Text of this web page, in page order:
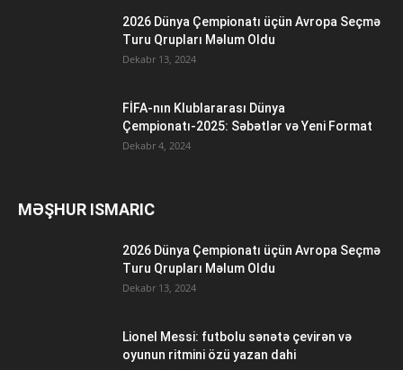
2026 Dünya Çempionatı üçün Avropa Seçmə
Turu Qrupları Məlum Oldu
Dekabr 13, 2024
FİFA-nın Klublararası Dünya
Çempionatı-2025: Səbətlər və Yeni Format
Dekabr 4, 2024
MƏŞHUR ISMARIC
2026 Dünya Çempionatı üçün Avropa Seçmə
Turu Qrupları Məlum Oldu
Dekabr 13, 2024
Lionel Messi: futbolu sənətə çevirən və
oyunun ritmini özü yazan dahi